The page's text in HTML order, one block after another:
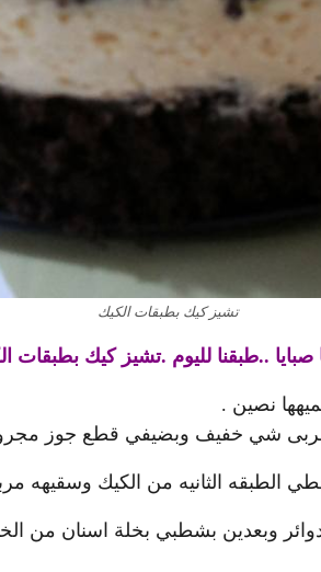
تشيز كيك بطبقات الكيك
صبايا ..طبقنا لليوم .تشيز كيك بطبقات
نصين .
مربى شي خفيف وبضيفي قطع جوز
الطبقه الثانيه من الكيك
وبعدين بشطبي بخلة اسنان من